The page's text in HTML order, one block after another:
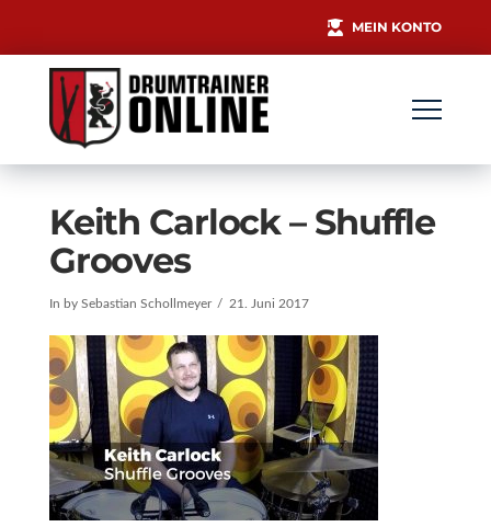
MEIN KONTO
Keith Carlock – Shuffle
Grooves
In by Sebastian Schollmeyer 21. Juni 2017